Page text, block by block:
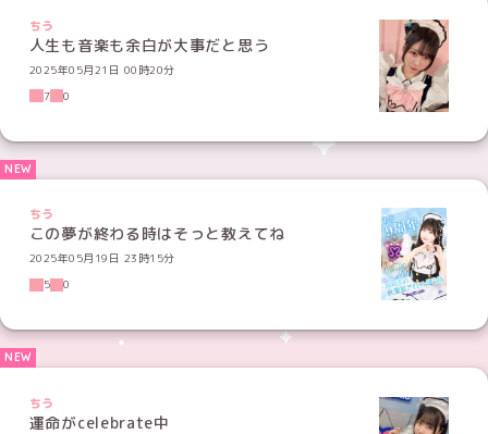
ちう
人生も音楽も余白が大事だと思う
2025年05月21日 00時20分
7
0
ちう
この夢が終わる時はそっと教えてね
2025年05月19日 23時15分
5
0
ちう
運命がcelebrate中